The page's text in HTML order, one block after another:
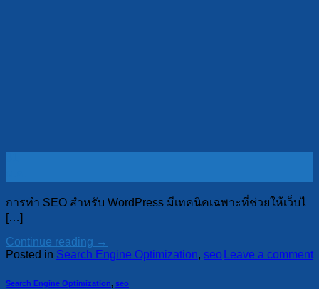
การทำ SEO สำหรับ WordPress มีเทคนิคเฉพาะที่ช่วยให้เว็บไ
[…]
Continue reading →
Posted in Search Engine Optimization, seo Leave a comment
Search Engine Optimization, seo